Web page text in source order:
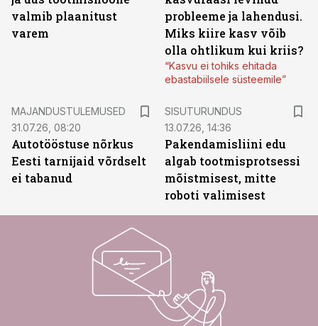
valmib plaanitust
varem
probleeme ja lahendusi.
Miks kiire kasv võib
olla ohtlikum kui kriis?
“Kasvu ei tohiks ehitada
ebastabiilsele süsteemile”
MAJANDUSTULEMUSED
31.07.26, 08:20
Autotööstuse nõrkus
Eesti tarnijaid võrdselt
ei tabanud
SISUTURUNDUS
13.07.26, 14:36
Pakendamisliini edu
algab tootmisprotsessi
mõistmisest, mitte
roboti valimisest